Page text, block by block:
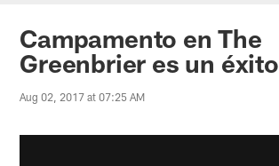
Campamento en The
Greenbrier es un éxito
Aug 02, 2017 at 07:25 AM